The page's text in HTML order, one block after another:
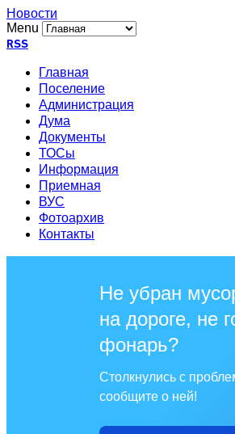
Новости
Menu
RSS
Главная
Поселение
Администрация
Дума
Документы
ТОСы
Информация
Приемная
ВУС
Фотоархив
Контакты
Не убран
на дороге, не
фонарь?
Столкнулись с
сообщите о ней!